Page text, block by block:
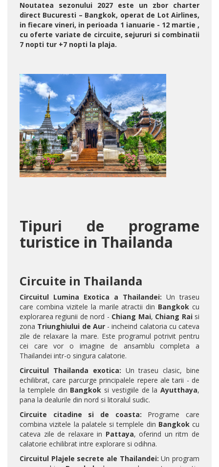
Noutatea sezonului 2027 este un zbor charter
direct Bucuresti – Bangkok, operat de Lot Airlines,
in fiecare vineri, in perioada 1 ianuarie - 12 martie ,
cu oferte variate de circuite, sejururi si combinatii
7 nopti tur +7 nopti la plaja.
Tipuri de programe
turistice in Thailanda
Circuite in Thailanda
Circuitul Lumina Exotica a Thailandei: Un traseu
care combina vizitele la marile atractii din Bangkok cu
explorarea regiunii de nord - Chiang Mai, Chiang Raisi
zona Triunghiului de Aur- incheind calatoria cu cateva
zile de relaxare la mare. Este programul potrivit pentru
cei care vor o imagine de ansamblu completa a
Thailandei intr-o singura calatorie.
Circuitul Thailanda exotica: Un traseu clasic, bine
echilibrat, care parcurge principalele repere ale tarii - de
la templele din Bangkok si vestigiile de la Ayutthaya,
pana la dealurile din nord si litoralul sudic.
Circuite citadine si de coasta: Programe care
combina vizitele la palatele si templele din Bangkokcu
cateva zile de relaxare in Pattaya, oferind un ritm de
calatorie echilibrat intre explorare si odihna.
Circuitul Plajele secrete ale Thailandei: Un program